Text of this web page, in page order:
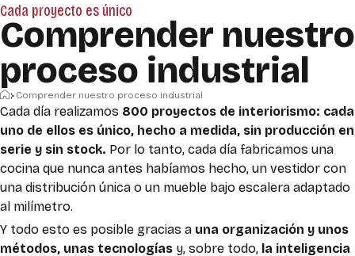
Cada proyecto es único
Comprender nuestro
proceso industrial
Inicio
Comprender nuestro proceso industrial
Cada día realizamos 800 proyectos de interiorismo: cada
uno de ellos es único, hecho a medida, sin producción en
serie y sin stock. Por lo tanto, cada día fabricamos una
cocina que nunca antes habíamos hecho, un vestidor con
una distribución única o un mueble bajo escalera adaptado
al milímetro.
Y todo esto es posible gracias a una organización y unos
métodos, unas tecnologías y, sobre todo, la inteligencia